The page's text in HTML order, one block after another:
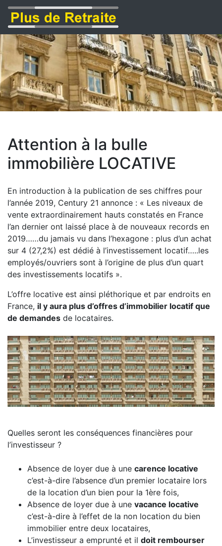
Attention à la bulle
immobilière LOCATIVE
En introduction à la publication de ses chiffres pour
l’année 2019, Century 21 annonce : « Les niveaux de
vente extraordinairement hauts constatés en France
l’an dernier ont laissé place à de nouveaux records en
2019……du jamais vu dans l’hexagone : plus d’un achat
sur 4 (27,2%) est dédié à l’investissement locatif…..les
employés/ouvriers sont à l’origine de plus d’un quart
des investissements locatifs ».
L’offre locative est ainsi pléthorique et par endroits en
France, il y aura plus d’offres d’immobilier locatif que
de demandes de locataires.
Quelles seront les conséquences financières pour
l’investisseur ?
Absence de loyer due à une carence locative
c’est-à-dire l’absence d’un premier locataire lors
de la location d’un bien pour la 1ère fois,
Absence de loyer due à une vacance locative
c’est-à-dire à l’effet de la non location du bien
immobilier entre deux locataires,
L’investisseur a emprunté et il doit rembourser